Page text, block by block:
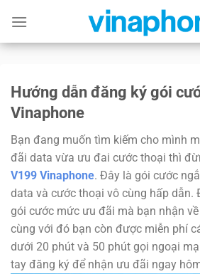
content
Hướng dẫn đăng ký gói
Vinaphone
Bạn đang muốn tìm kiếm cho mình
đãi data vừa ưu đai cước thoại thì
V199 Vinaphone. Đây là gói cước
data và cước thoại vô cùng hấp dẫn.
gói cước mức ưu đãi mà bạn nhận
cùng với đó bạn còn được miễn phí
dưới 20 phút và 50 phút gọi ngoại
tay đăng ký để nhận ưu đãi ngay